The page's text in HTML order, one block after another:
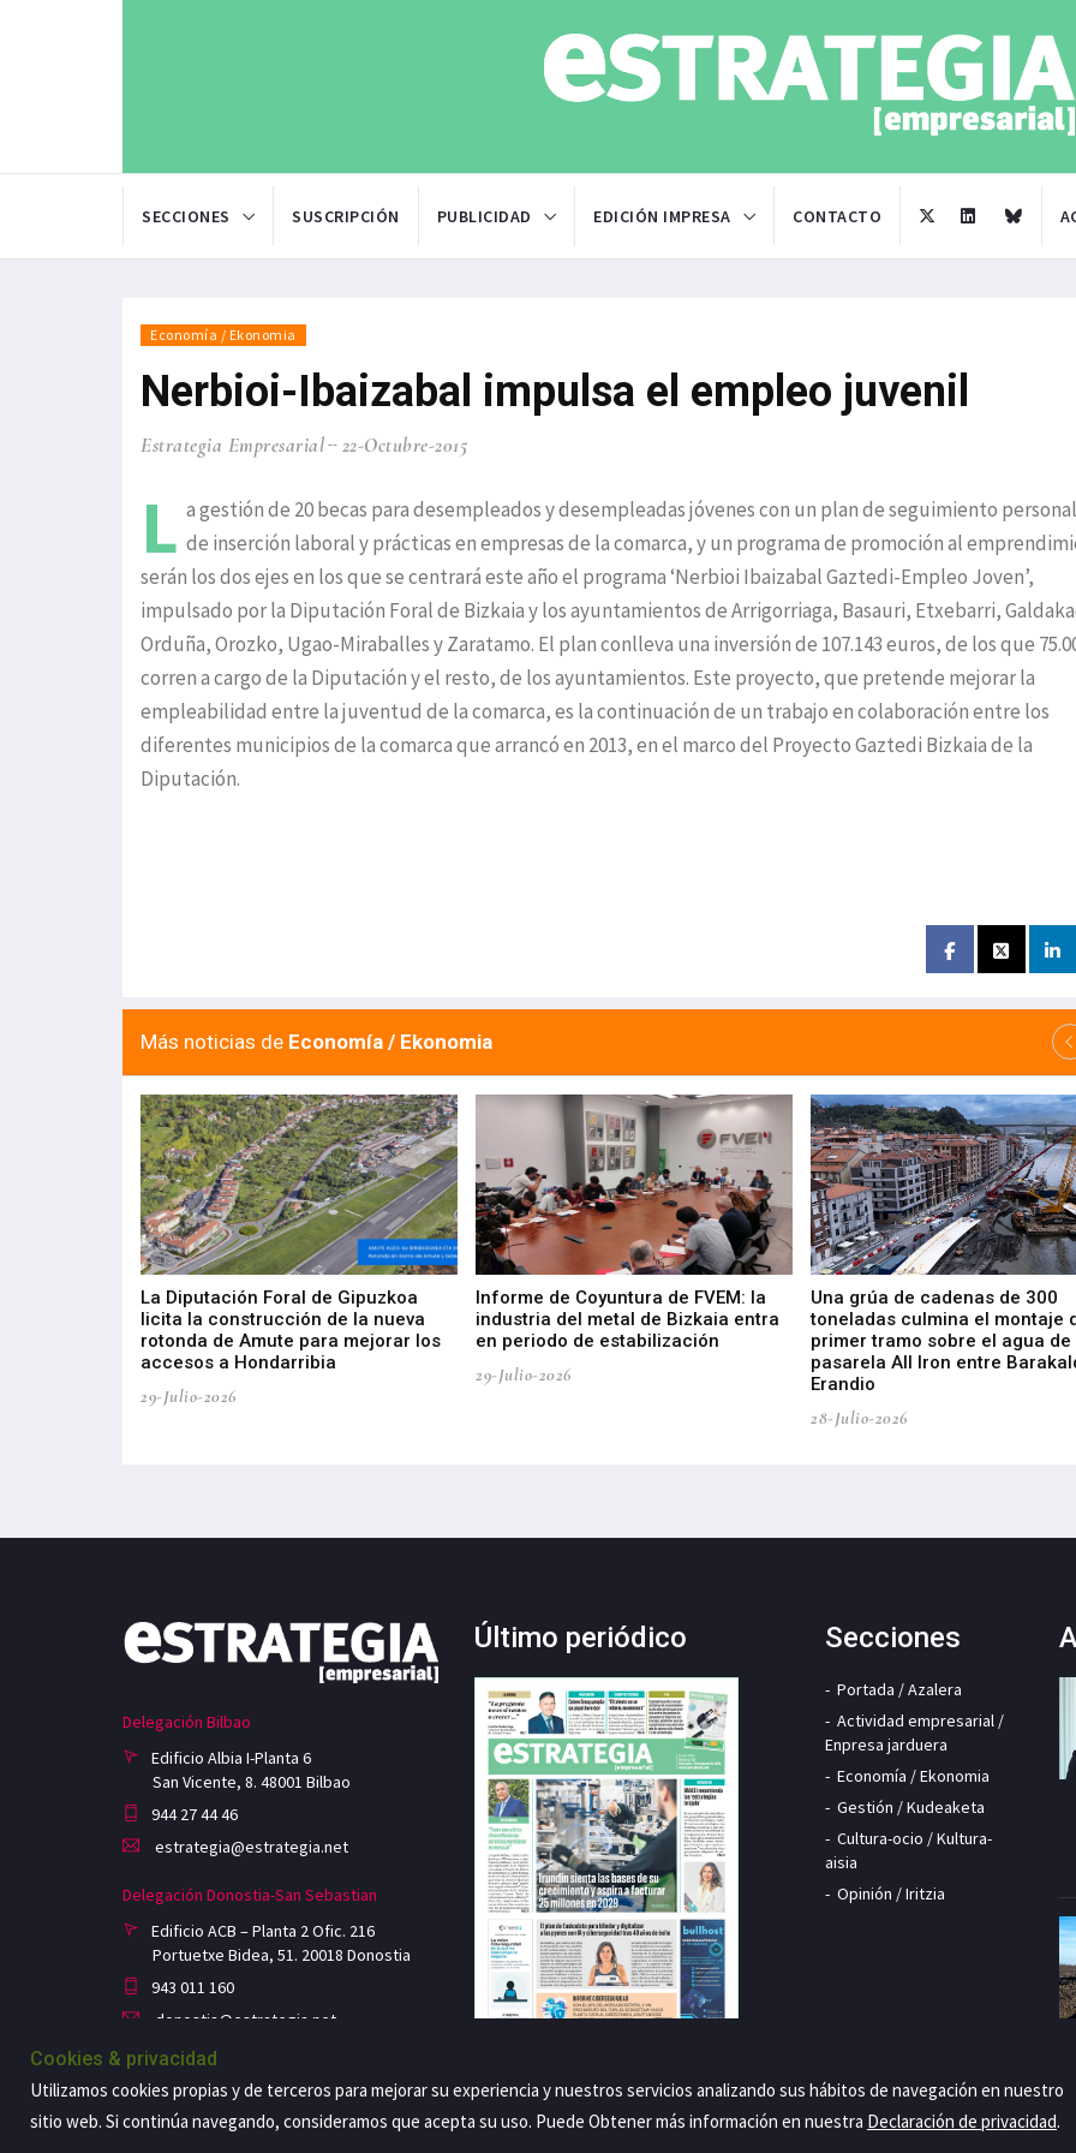
SECCIONES SUSCRIPCIÓN PUBLICIDAD EDICIÓN IMPRESA CONTACTO
Economía / Ekonomia
Nerbioi-Ibaizabal impulsa el empleo juvenil
Estrategia Empresarial 22-Octubre-2015
L a gestión de 20 becas para desempleados y desempleadas jóvenes con un plan de seguimiento
de inserción laboral y prácticas en empresas de la comarca, y un programa de promoción al
serán los dos ejes en los que se centrará este año el programa ‘Nerbioi Ibaizabal Gaztedi-Empleo Joven’,
impulsado por la Diputación Foral de Bizkaia y los ayuntamientos de Arrigorriaga, Basauri, Etxebarri,
Orduña, Orozko, Ugao-Miraballes y Zaratamo. El plan conlleva una inversión de 107.143 euros, de los que
corren a cargo de la Diputación y el resto, de los ayuntamientos. Este proyecto, que pretende mejorar la
empleabilidad entre la juventud de la comarca, es la continuación de un trabajo en colaboración entre los
diferentes municipios de la comarca que arrancó en 2013, en el marco del Proyecto Gaztedi Bizkaia de la
Diputación.
Más noticias de Economía / Ekonomia
La Diputación Foral de Gipuzkoa
licita la construcción de la nueva
rotonda de Amute para mejorar los
accesos a Hondarribia
29-Julio-2026
Informe de Coyuntura de FVEM: la
industria del metal de Bizkaia entra
en periodo de estabilización
29-Julio-2026
Una grúa de cadenas de 300
toneladas culmina el montaje
primer tramo sobre el agua de
pasarela All Iron entre
Erandio
28-Julio-2026
Delegación Bilbao
Edificio Albia I-Planta 6
San Vicente, 8. 48001 Bilbao
944 27 44 46
estrategia@estrategia.net
Delegación Donostia-San Sebastian
Edificio ACB – Planta 2 Ofic. 216
Portuetxe Bidea, 51. 20018 Donostia
943 011 160
donostia@estrategia.net
Último periódico Secciones
Portada / Azalera
Actividad empresarial /
Enpresa jarduera
Economía / Ekonomia
Gestión / Kudeaketa
Cultura-ocio / Kultura-
aisia
Opinión / Iritzia
Cookies & privacidad
Utilizamos cookies propias y de terceros para mejorar su experiencia y nuestros servicios analizando sus hábitos de navegación en nuestro
sitio web. Si continúa navegando, consideramos que acepta su uso. Puede Obtener más información en nuestra Declaración de privacidad.